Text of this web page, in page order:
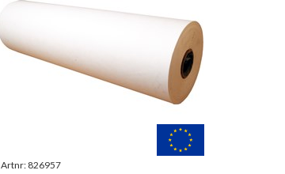
Artnr: 826957